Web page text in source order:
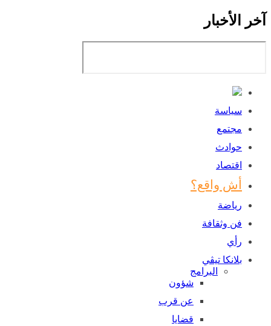
الأخبار
سياسة
مجتمع
حوادث
اقتصاد
أش واقع؟
رياضة
فن وثقافة
رأي
بلانكا تيڤي
البرامج
شؤون
عن قرب
قضايا